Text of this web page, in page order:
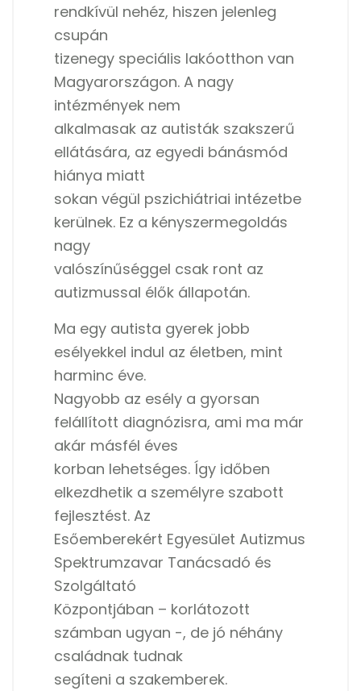
rendkívül nehéz, hiszen jelenleg
csupán
tizenegy speciális lakóotthon van
Magyarországon. A nagy
intézmények nem
alkalmasak az autisták szakszerű
ellátására, az egyedi bánásmód
hiánya miatt
sokan végül pszichiátriai intézetbe
kerülnek. Ez a kényszermegoldás
nagy
valószínűséggel csak ront az
autizmussal élők állapotán.
Ma egy autista gyerek jobb
esélyekkel indul az életben, mint
harminc éve.
Nagyobb az esély a gyorsan
felállított diagnózisra, ami ma már
akár másfél éves
korban lehetséges. Így időben
elkezdhetik a személyre szabott
fejlesztést. Az
Esőemberekért Egyesület Autizmus
Spektrumzavar Tanácsadó és
Szolgáltató
Központjában – korlátozott
számban ugyan -, de jó néhány
családnak tudnak
segíteni a szakemberek.